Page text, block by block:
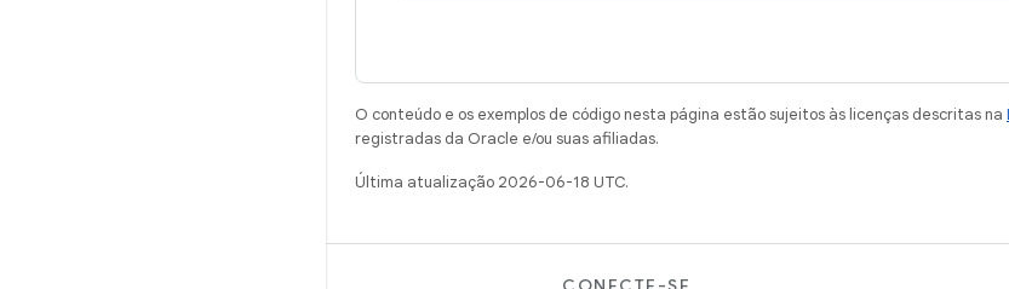
O conteúdo e os exemplos de código nesta página estão sujeitos às licenças descritas na
registradas da Oracle e/ou suas afiliadas.
Última atualização 2026-06-18 UTC.